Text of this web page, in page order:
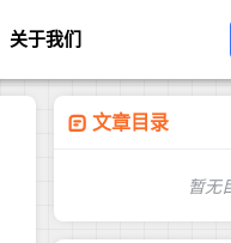
关于我们
文章目录
暂无